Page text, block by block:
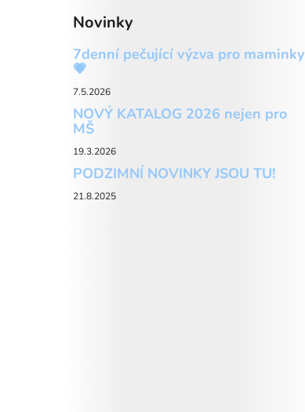
Novinky
7denní pečující výzva pro maminky
💗
7.5.2026
NOVÝ KATALOG 2026 nejen pro
MŠ
19.3.2026
PODZIMNÍ NOVINKY JSOU TU!
21.8.2025